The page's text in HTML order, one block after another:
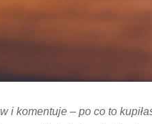
i komentuje – po co to